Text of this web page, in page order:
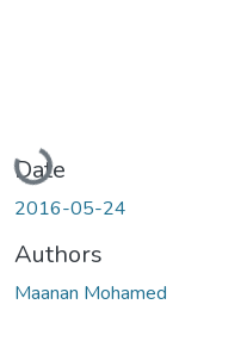
Loading...
Date
2016-05-24
Authors
Maanan Mohamed